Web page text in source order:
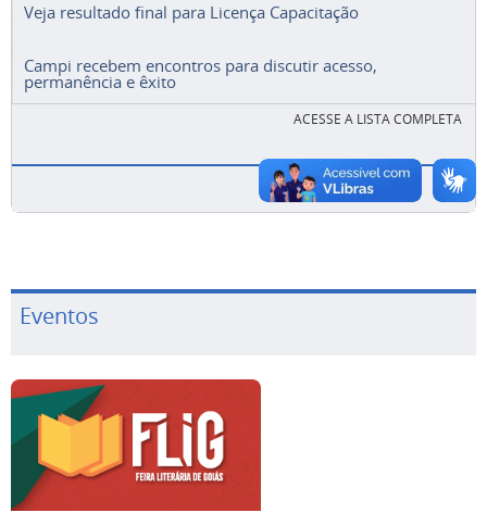
Veja resultado final para Licença Capacitação
Campi recebem encontros para discutir acesso,
permanência e êxito
ACESSE A LISTA COMPLETA
Eventos